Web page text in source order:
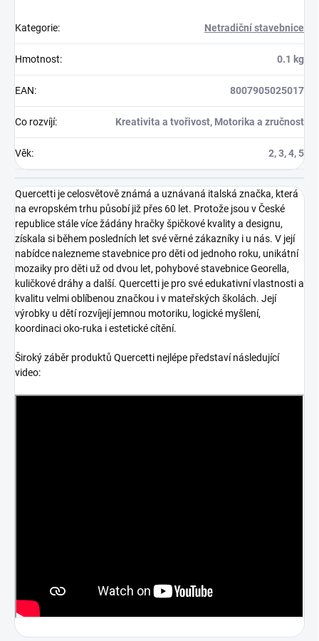
Kategorie: Netradiční stavebnice
Hmotnost: 0.1 kg
EAN: 8007905025017
Co rozvíjí: Kreativita a tvořivost, Motorika a zručnost
Věk: 2, 3, 4, 5
Quercetti je celosvětově známá a uznávaná italská značka, která
na evropském trhu působí již přes 60 let. Protože jsou v České
republice stále více žádány hračky špičkové kvality a designu,
získala si během posledních let své věrné zákazníky i u nás. V její
nabídce nalezneme stavebnice pro děti od jednoho roku, unikátní
mozaiky pro děti už od dvou let, pohybové stavebnice Georella,
kuličkové dráhy a další. Quercetti je pro své edukativní vlastnosti a
kvalitu velmi oblíbenou značkou i v mateřských školách. Její
výrobky u dětí rozvíjejí jemnou motoriku, logické myšlení,
koordinaci oko-ruka i estetické cítění.
Široký záběr produktů Quercetti nejlépe představí následující
video: